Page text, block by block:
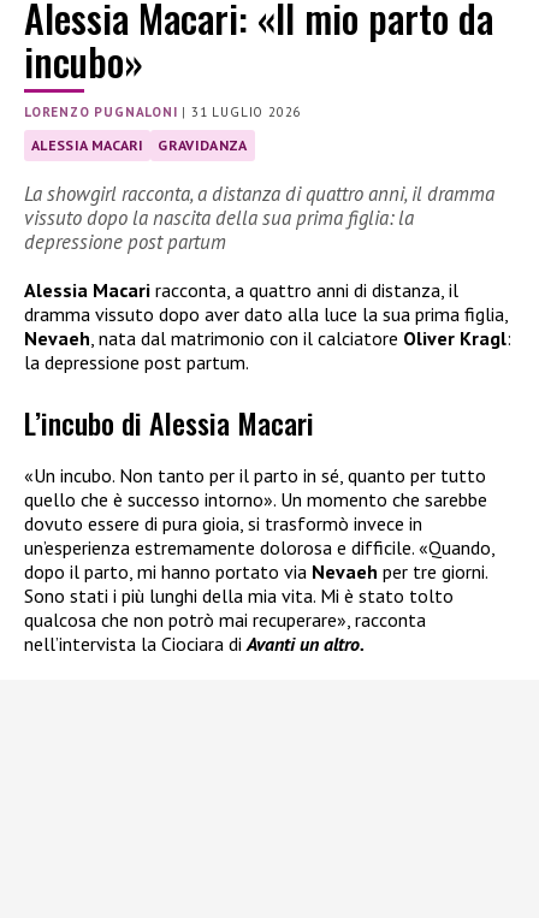
Alessia Macari: «Il mio parto da
incubo»
LORENZO PUGNALONI |31 LUGLIO 2026
ALESSIA MACARI GRAVIDANZA
La showgirl racconta, a distanza di quattro anni, il dramma
vissuto dopo la nascita della sua prima figlia: la
depressione post partum
Alessia Macari racconta, a quattro anni di distanza, il
dramma vissuto dopo aver dato alla luce la sua prima figlia,
Nevaeh, nata dal matrimonio con il calciatore Oliver Kragl:
la depressione post partum.
L’incubo di Alessia Macari
«Un incubo. Non tanto per il parto in sé, quanto per tutto
quello che è successo intorno». Un momento che sarebbe
dovuto essere di pura gioia, si trasformò invece in
un’esperienza estremamente dolorosa e difficile. «Quando,
dopo il parto, mi hanno portato via Nevaeh per tre giorni.
Sono stati i più lunghi della mia vita. Mi è stato tolto
qualcosa che non potrò mai recuperare», racconta
nell’intervista la Ciociara diAvanti un altro.